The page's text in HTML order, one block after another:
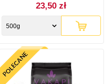
23,50 zł
500g